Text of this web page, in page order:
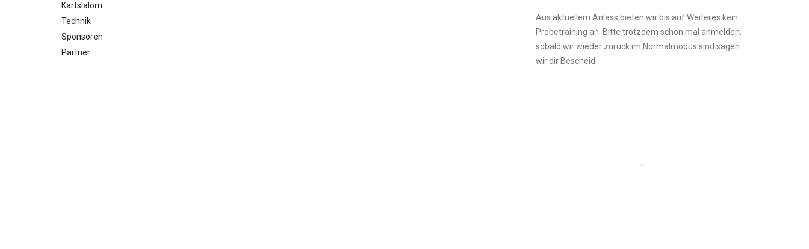
Kartslalom
Technik
Sponsoren
Partner
Aus aktuellem Anlass bieten wir bis auf Weiteres kein
Probetraining an. Bitte trotzdem schon mal anmelden,
sobald wir wieder zurück im Normalmodus sind sagen
wir dir Bescheid